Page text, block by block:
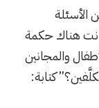
الأسئلة
هناك حكمة
والمجانين
كتابة: